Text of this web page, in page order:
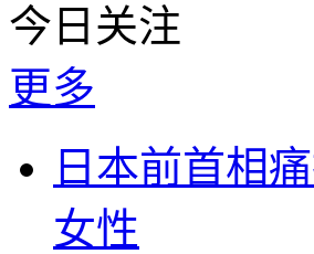
今日关注
更多
日本前首相
女性